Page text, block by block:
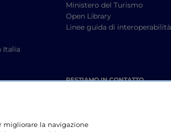
Italia
Ministero del Turismo
Open Library
Linee guida di interoperabilità
RESTIAMO IN CONTATTO
migliorare la navigazione